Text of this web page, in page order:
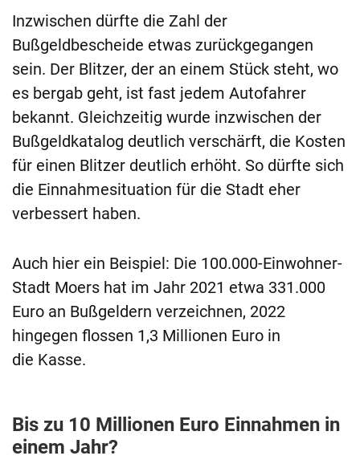
Inzwischen dürfte die Zahl der
Bußgeldbescheide etwas zurückgegangen
sein. Der Blitzer, der an einem Stück steht, wo
es bergab geht, ist fast jedem Autofahrer
bekannt. Gleichzeitig wurde inzwischen der
Bußgeldkatalog deutlich verschärft, die Kosten
für einen Blitzer deutlich erhöht. So dürfte sich
die Einnahmesituation für die Stadt eher
verbessert haben.
Auch hier ein Beispiel: Die 100.000-Einwohner-
Stadt Moers hat im Jahr 2021 etwa 331.000
Euro an Bußgeldern verzeichnen, 2022
hingegen flossen 1,3 Millionen Euro in
die Kasse.
Bis zu 10 Millionen Euro Einnahmen in
einem Jahr?